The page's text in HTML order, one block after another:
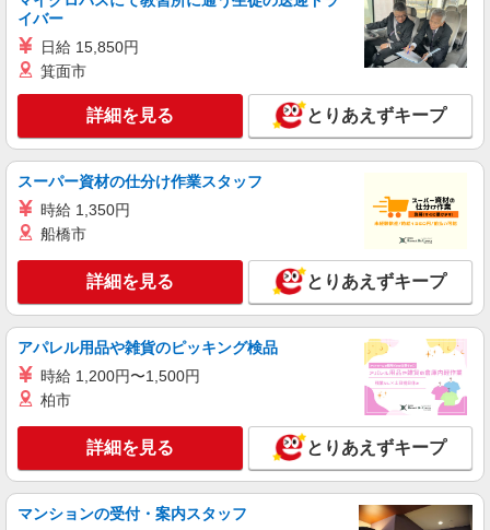
イバー
日給 15,850円
箕面市
詳細を見る とりあえずキープ
スーパー資材の仕分け作業スタッフ
時給 1,350円
船橋市
詳細を見る とりあえずキープ
アパレル用品や雑貨のピッキング検品
時給 1,200円〜1,500円
柏市
詳細を見る とりあえずキープ
マンションの受付・案内スタッフ